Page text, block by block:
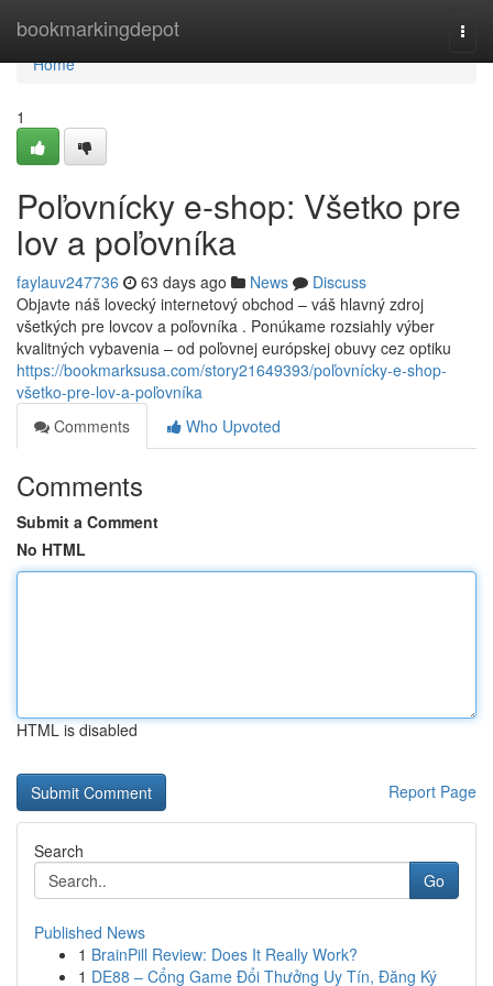
bookmarkingdepot
Home
Home
1
Poľovnícky e-shop: Všetko pre
lov a poľovníka
faylauv247736 63 days ago News
Discuss
Objavte náš lovecký internetový obchod – váš hlavný zdroj
všetkých pre lovcov a poľovníka . Ponúkame rozsiahly výber
kvalitných vybavenia – od poľovnej európskej obuvy cez optiku
https://bookmarksusa.com/story21649393/poľovnícky-e-shop-
všetko-pre-lov-a-poľovníka
Comments
Who Upvoted
Comments
Submit a Comment
No HTML
HTML is disabled
Report Page
Search
Go
Published News
1 BrainPill Review: Does It Really Work?
1 DE88 – Cổng Game Đổi Thưởng Uy Tín, Đăng Ký